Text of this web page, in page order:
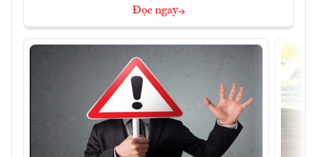
Đọc ngay